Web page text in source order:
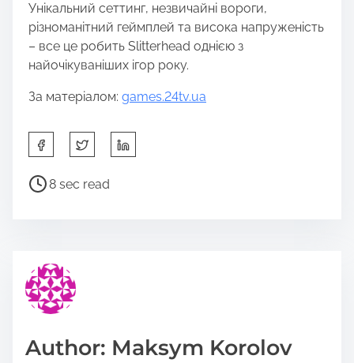
Унікальний сеттинг, незвичайні вороги,
різноманітний геймплей та висока напруженість
– все це робить Slitterhead однією з
найочікуваніших ігор року.
За матеріалом: games.24tv.ua
h
a
s
p
s
P
o
e
a
d
i
8 sec read
Author: Maksym Korolov